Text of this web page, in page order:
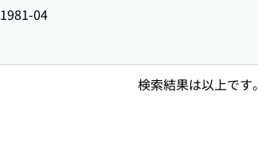
1981-04
検索結果は以上です。